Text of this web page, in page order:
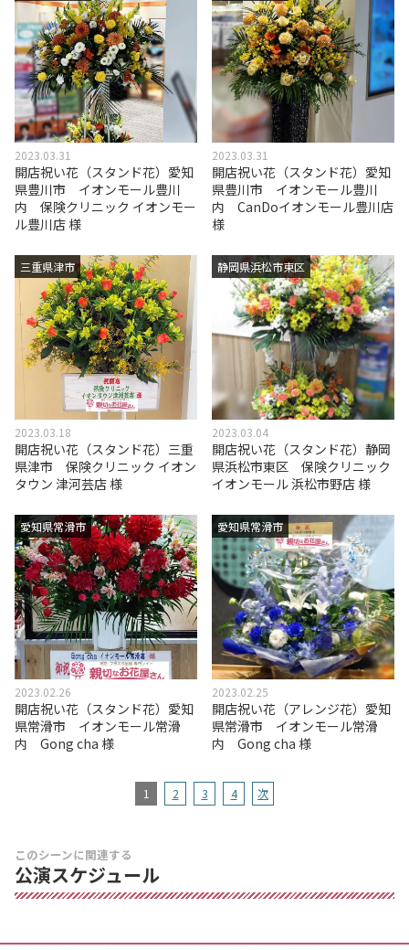
2023.03.31
開店祝い花（スタンド花）愛知
県豊川市 イオンモール豊川
内 保険クリニック イオンモー
ル豊川店 様
2023.03.31
開店祝い花（スタンド花）愛知
県豊川市 イオンモール豊川
内 CanDoイオンモール豊川店
様
三重県津市
2023.03.18
開店祝い花（スタンド花）三重
県津市 保険クリニック イオン
タウン 津河芸店 様
静岡県浜松市東区
2023.03.04
開店祝い花（スタンド花）静岡
県浜松市東区 保険クリニック
イオンモール 浜松市野店 様
愛知県常滑市
2023.02.26
開店祝い花（スタンド花）愛知
県常滑市 イオンモール常滑
内 Gong cha 様
愛知県常滑市
2023.02.25
開店祝い花（アレンジ花）愛知
県常滑市 イオンモール常滑
内 Gong cha 様
1 2 3 4 次
このシーンに関連する
公演スケジュール